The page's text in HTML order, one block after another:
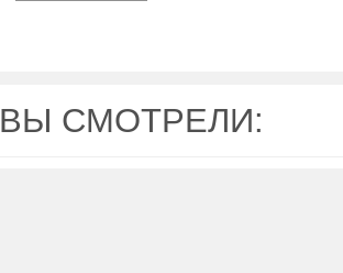
ВЫ СМОТРЕЛИ: